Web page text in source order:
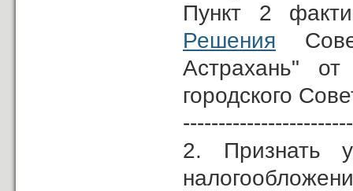
Пункт 2
Решения
Астрахань"
городского
2. Признать